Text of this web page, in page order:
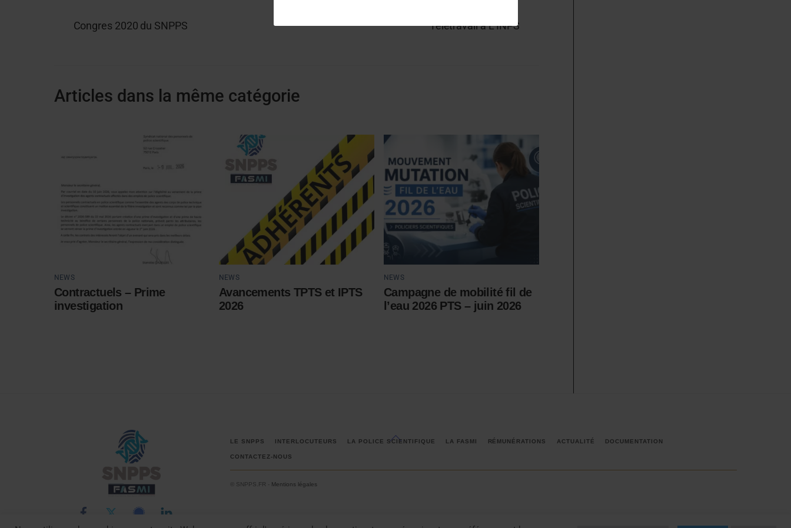
Congres 2020 du SNPPS Télétravail à L’INPS
Articles dans la même catégorie
NEWS
Contractuels – Prime
investigation
NEWS
Avancements TPTS et IPTS
2026
NEWS
Campagne de mobilité fil de
l’eau 2026 PTS – juin 2026
Back
LE SNPPS INTERLOCUTEURS LA POLICE SCIENTIFIQUE LA FASMI RÉMUNÉRATIONS ACTUALITÉ DOCUMENTATION
CONTACTEZ-NOUS
© SNPPS.FR - Mentions légales